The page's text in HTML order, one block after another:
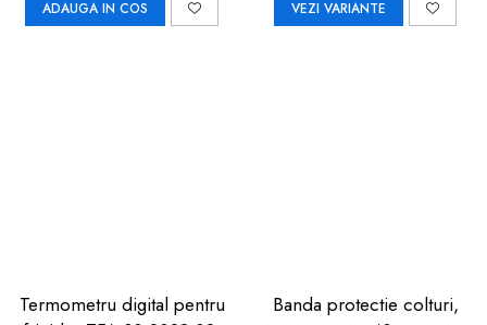
ADAUGA IN COS VEZI VARIANTE
Termometru digital pentru
Banda protectie colturi,